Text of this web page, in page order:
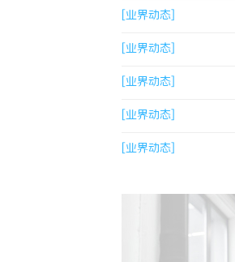
[业界动态]
[业界动态]
[业界动态]
[业界动态]
[业界动态]